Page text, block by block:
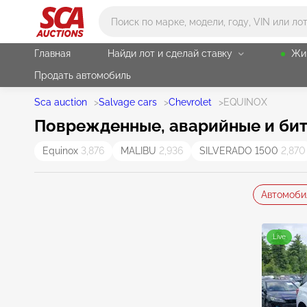
Главная Найди лот и сделай ставку
Продать автомобиль
Sca auction >Salvage cars >Chevrolet >EQUINOX
Поврежденные, аварийные и
Equinox 3,876 MALIBU 2,936 SILVERADO 1500 2,870
Live